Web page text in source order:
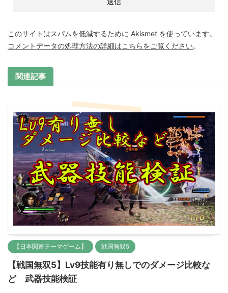
このサイトはスパムを低減するために Akismet を使っています。
コメントデータの処理方法の詳細はこちらをご覧ください。
関連記事
【日本関連テーマゲーム】 戦国無双5
【戦国無双5】Lv9技能有り無しでのダメージ比較な
ど 武器技能検証